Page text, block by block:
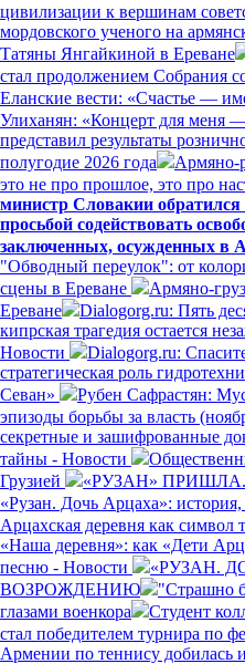
цивилизации к вершинам
мордовского ученого на
Татяны Янгайкиной в Ереване
стал продолжением Собрания
Еланские вести: «Счастье —
Улиханян: «Концерт для меня
представил результаты
полугодие 2026 года
Армяно-
это не про прошлое, это про
министр Словакии обратился
просьбой содействовать
заключенных, осужденных в
"Обводный переулок": от
сцены в Ереване
Армяно-
Ереване
Dialogorg.ru: Пять
кипрская трагедия остается
Новости
Dialogorg.ru:
стратегическая роль
Севан»
Рубен Сафрастян:
эпизоды борьбы за власть
секретные и зашифрованные
тайны - Новости
Грузией
«РУЗАН»
«Рузан. Дочь Арцаха»: история,
Арцахская деревня как символ
«Наша деревня»: как «Дети
песню - Новости
«РУЗАН.
ВОЗРОЖДЕНИЮ
"Страшно
глазами военкора
Студент
стал победителем турнира по
Армении по теннису добилась